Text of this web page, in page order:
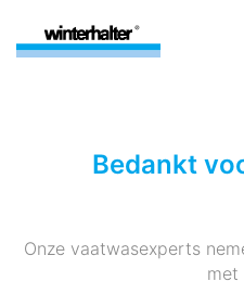
Bedankt
Onze vaatwasexperts
met